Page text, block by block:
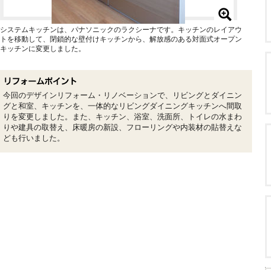
システムキッチンは、パナソニックのラクシーナです。キッチンのレイアウ
トを移動して、閉鎖的な壁付けキッチンから、解放感のある対面式オープン
キッチンに変更しました。
今回のデザインリフォーム・リノベーションで、リビングとダイニン
グと和室、キッチンを、一体的なリビングダイニングキッチンへ間取
りを変更しました。また、キッチン、浴室、洗面所、トイレの水まわ
りや建具の取替え、床暖房の新設、フローリングや内装材の貼替えな
ども行いました。